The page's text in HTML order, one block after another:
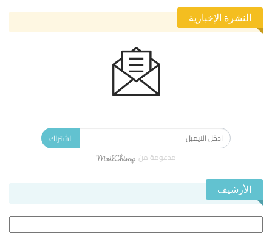
النشرة الإخبارية
اشتراك
مدعومة من
الأرشيف